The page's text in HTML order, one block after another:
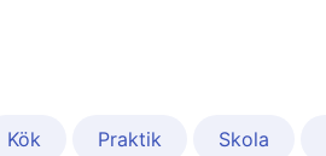
Kök Praktik Skola